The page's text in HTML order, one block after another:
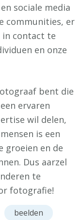
sociale media
communities, er
in contact te
en onze
bent die
ervaren
wil delen,
is een
groeien en de
Dus aarzel
te
fotografie!
beelden